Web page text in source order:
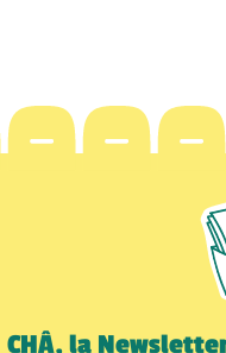
CHÂ, la